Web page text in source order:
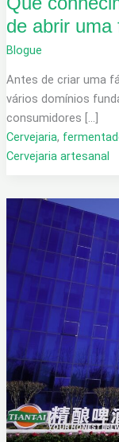
de abrir uma
Blogue
Antes de criar uma
vários domínios
consumidores [...]
Cervejaria,
Cervejaria artesanal